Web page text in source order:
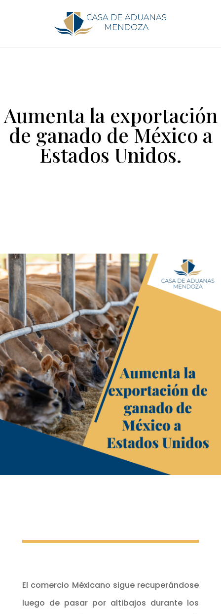
Aumenta la exportación
de ganado de México a
Estados Unidos.
El comercio Méxicano sigue recuperándose
luego de pasar por altibajos durante los